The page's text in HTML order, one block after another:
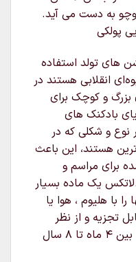
به دست می آید.
های تولد استفاده
انقلابی هستند در
و کوچک برای
بادکنک های
نوع و شکلی که در
هستند، این باعث
برای مراسم و
یک ماده بسیار
با هلیوم ، هوا یا
تجزیه و از نظر
محیط زیست ایمن هستند، آنها بین ۴ ماه تا ۸ سال